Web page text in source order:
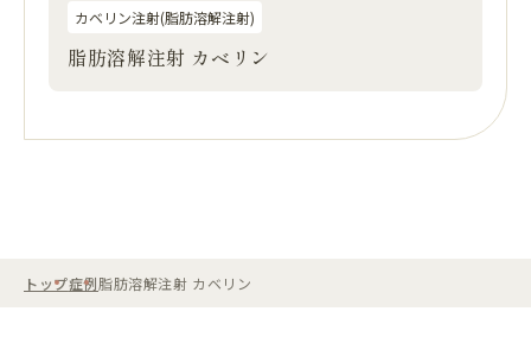
カベリン注射(脂肪溶解注射)
脂肪溶解注射 カベリン
トップ症例脂肪溶解注射 カベリン